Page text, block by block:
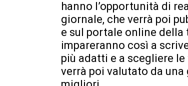
hanno l’opportunità di
giornale, che verrà poi
e sul portale online della
impareranno così a
più adatti e a scegliere
verrà poi valutato da